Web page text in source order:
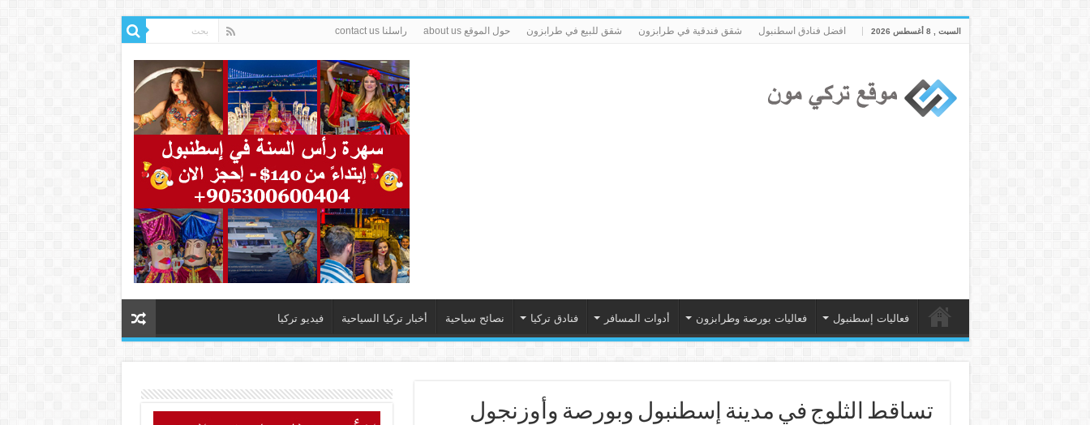
السبت , 8 أغسطس 2026 افضل فنادق اسطنبول شقق فندقية في طرابزون شقق للبيع في طرابزون حول الموقع about us راسلنا contact us
فعاليات إسطنبول فعاليات بورصة وطرابزون أدوات المسافر فنادق تركيا نصائح سياحية أخبار تركيا السياحية فيديو تركيا
تساقط الثلوج في مدينة إسطنبول وبورصة وأوزنجول